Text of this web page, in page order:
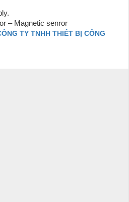
– Magnetic senror
TY TNHH THIẾT BỊ CÔNG